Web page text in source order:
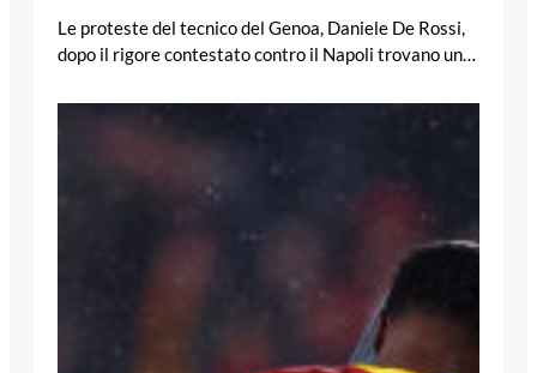
Le proteste del tecnico del Genoa, Daniele De Rossi,
dopo il rigore contestato contro il Napoli trovano un…